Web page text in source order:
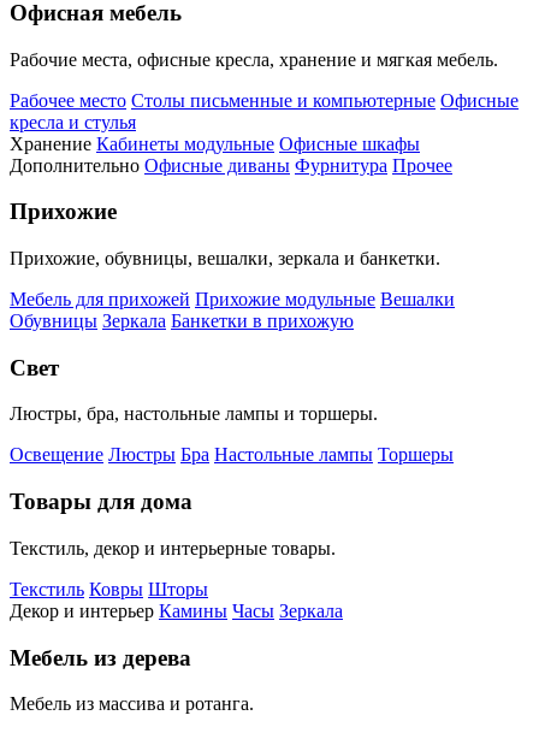
Офисная мебель
Рабочие места, офисные кресла, хранение и мягкая мебель.
Рабочее место Столы письменные и компьютерные Офисные
кресла и стулья
Хранение Кабинеты модульные Офисные шкафы
Дополнительно Офисные диваны Фурнитура Прочее
Прихожие
Прихожие, обувницы, вешалки, зеркала и банкетки.
Мебель для прихожей Прихожие модульные Вешалки
Обувницы Зеркала Банкетки в прихожую
Свет
Люстры, бра, настольные лампы и торшеры.
Освещение Люстры Бра Настольные лампы Торшеры
Товары для дома
Текстиль, декор и интерьерные товары.
Текстиль Ковры Шторы
Декор и интерьер Камины Часы Зеркала
Мебель из дерева
Мебель из массива и ротанга.